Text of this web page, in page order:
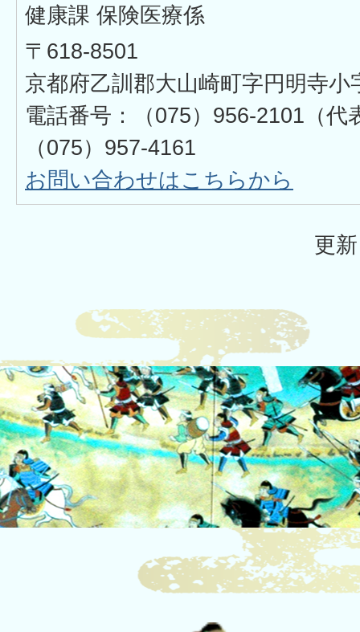
健康課 保険医療係
〒618-8501
京都府乙訓郡大山崎町字円明寺小
電話番号：（075）956-2101（
（075）957-4161
お問い合わせはこちらから
更